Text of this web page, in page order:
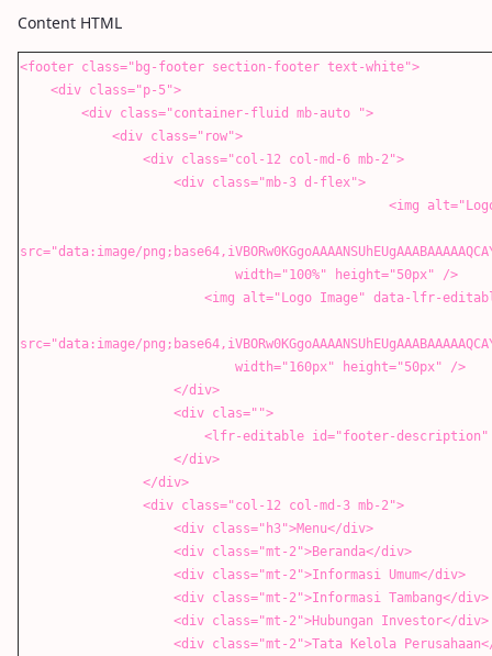
Content HTML
<footer class="bg-footer section-footer text-white">
<div class="p-5">
<div class="container-fluid mb-auto ">
<div class="row">
<div class="col-12 col-md-6 mb-2">
<div class="mb-3 d-flex">
<img alt="Logo Image" data-lfr-
src="data:image/
width="100%" height="50px" />
<img alt="Logo Image" data-lfr-editable-id="02-
src="data:image/
width="160px" height="50px" />
</div>
<div clas="">
<lfr-editable id="footer-description"
</div>
</div>
<div class="col-12 col-md-3 mb-2">
<div class="h3">Menu</div>
<div class="mt-2">Beranda</div>
<div class="mt-2">Informasi Umum</div>
<div class="mt-2">Informasi Tambang</div>
<div class="mt-2">Hubungan Investor</div>
<div class="mt-2">Tata Kelola Perusahaan</